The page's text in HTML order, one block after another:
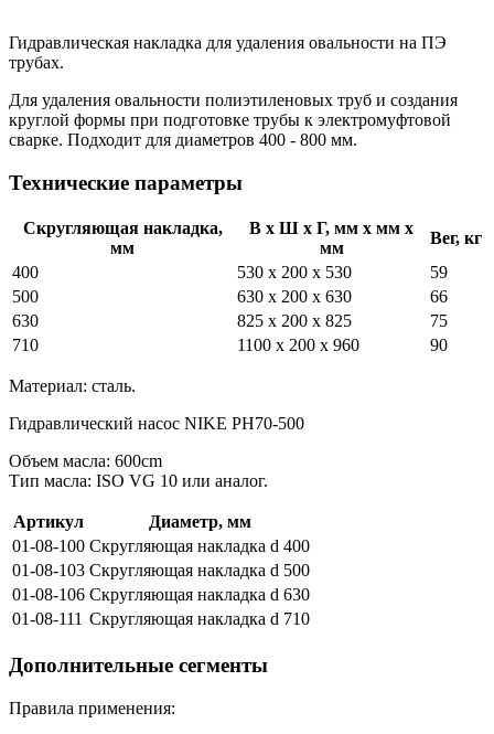
Гидравлическая накладка для удаления овальности на ПЭ
трубах.
Для удаления овальности полиэтиленовых труб и создания
круглой формы при подготовке трубы к электромуфтовой
сварке. Подходит для диаметров 400 - 800 мм.
Технические параметры
Скругляющая накладка,
мм
В x Ш x Г, мм x мм x
мм
Вег, кг
400
530 x 200 x 530
59
500
630 x 200 x 630
66
630
825 x 200 x 825
75
710
1100 x 200 x 960 90
Материал: сталь.
Гидравлический насос NIKE PH70-500
Объем масла: 600cm
Тип масла: ISO VG 10 или аналог.
Артикул
Диаметр, мм
01-08-100 Скругляющая накладка d 400
01-08-103 Скругляющая накладка d 500
01-08-106 Скругляющая накладка d 630
01-08-111 Скругляющая накладка d 710
Дополнительные сегменты
Правила применения: